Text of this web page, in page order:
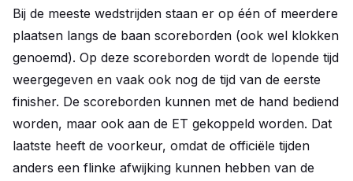
Bij de meeste wedstrijden staan er op één of meerdere
plaatsen langs de baan scoreborden (ook wel klokken
genoemd). Op deze scoreborden wordt de lopende tijd
weergegeven en vaak ook nog de tijd van de eerste
finisher. De scoreborden kunnen met de hand bediend
worden, maar ook aan de ET gekoppeld worden. Dat
laatste heeft de voorkeur, omdat de officiële tijden
anders een flinke afwijking kunnen hebben van de